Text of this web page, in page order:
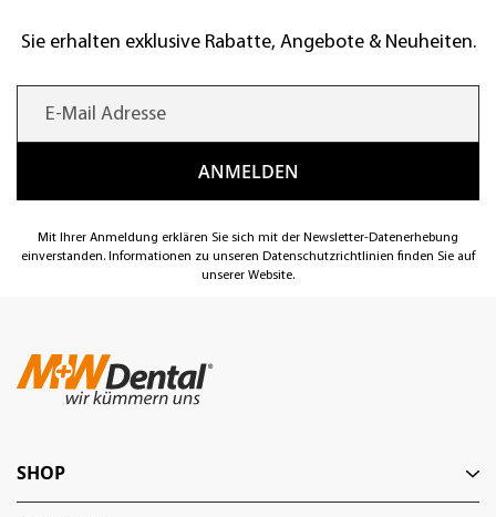
Sie erhalten exklusive Rabatte, Angebote & Neuheiten.
Mit Ihrer Anmeldung erklären Sie sich mit der Newsletter-Datenerhebung
einverstanden. Informationen zu unseren Datenschutzrichtlinien finden Sie auf
unserer Website.
SHOP